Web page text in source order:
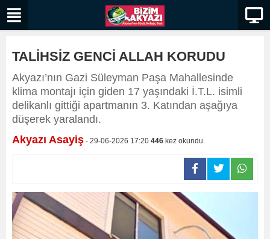
TALİHSİZ GENCİ ALLAH KORUDU
​​​​​​​Akyazı’nın Gazi Süleyman Paşa Mahallesinde
klima montajı için giden 17 yaşındaki İ.T.L. isimli
delikanlı gittiği apartmanın 3. Katından aşağıya
düşerek yaralandı.
Akyazı Asayiş - 29-06-2026 17:20 446 kez okundu.